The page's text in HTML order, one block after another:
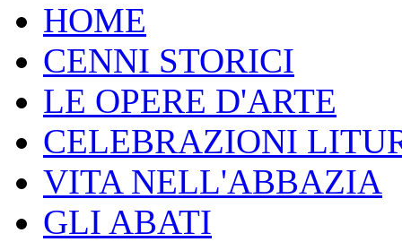
HOME
CENNI STORICI
LE OPERE D'ARTE
CELEBRAZIONI
VITA NELL'ABBAZIA
GLI ABATI